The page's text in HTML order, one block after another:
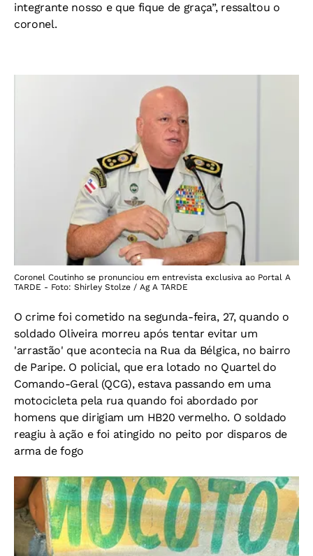
integrante nosso e que fique de graça”, ressaltou o
coronel.
Coronel Coutinho se pronunciou em entrevista exclusiva ao Portal A
TARDE - Foto: Shirley Stolze / Ag A TARDE
O crime foi cometido na segunda-feira, 27, quando o
soldado Oliveira morreu após tentar evitar um
'arrastão' que acontecia na Rua da Bélgica, no bairro
de Paripe. O policial, que era lotado no Quartel do
Comando-Geral (QCG), estava passando em uma
motocicleta pela rua quando foi abordado por
homens que dirigiam um HB20 vermelho. O soldado
reagiu à ação e foi atingido no peito por disparos de
arma de fogo